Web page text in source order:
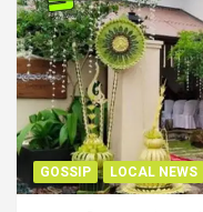
GOSSIP LOCAL NEWS